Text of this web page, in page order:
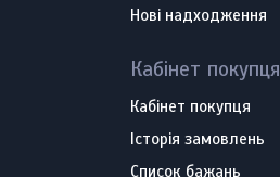
Нові надходження
Кабінет покупця
Кабінет покупця
Історія замовлень
Список бажань